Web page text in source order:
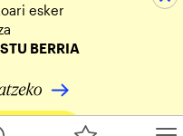
esker
BERRIA